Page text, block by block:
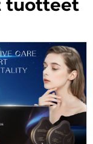
tuotteet